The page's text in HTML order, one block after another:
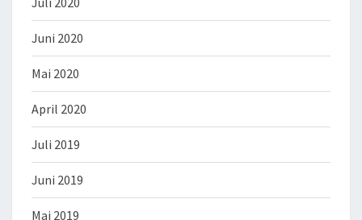
Juni 2020
Mai 2020
April 2020
Juli 2019
Juni 2019
Mai 2019